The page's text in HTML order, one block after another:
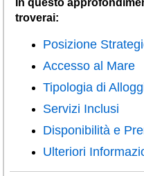
troverai:
Posizione
Accesso al Mare
Tipologia di
Servizi Inclusi
Disponibilità e
Ulteriori